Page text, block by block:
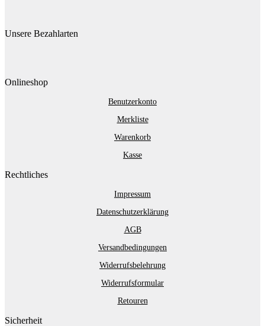
Unsere Bezahlarten
Onlineshop
Benutzerkonto
Merkliste
Warenkorb
Kasse
Rechtliches
Impressum
Datenschutzerklärung
AGB
Versandbedingungen
Widerrufsbelehrung
Widerrufsformular
Retouren
Sicherheit